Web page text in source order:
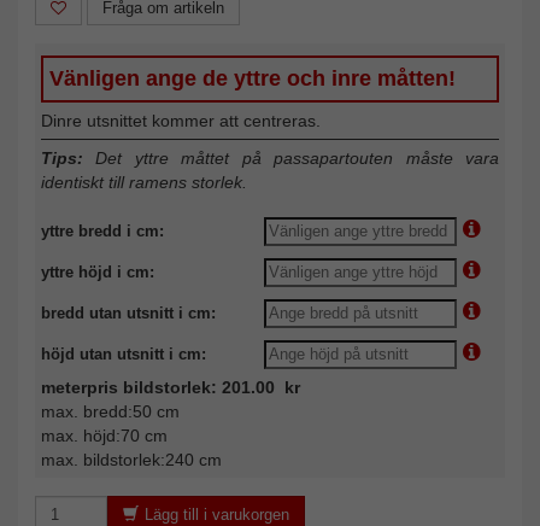
Fråga om artikeln
Vänligen ange de yttre och inre måtten!
Dinre utsnittet kommer att centreras.
Tips: Det yttre måttet på passapartouten måste vara
identiskt till ramens storlek.
yttre bredd i cm:
yttre höjd i cm:
bredd utan utsnitt i cm:
höjd utan utsnitt i cm:
meterpris bildstorlek: 201.00 kr
max. bredd:50 cm
max. höjd:70 cm
max. bildstorlek:240 cm
Lägg till i varukorgen